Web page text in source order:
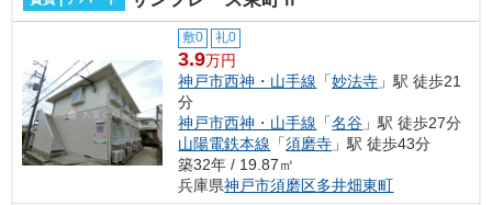
敷0 礼0
3.9万円
神戸市西神・山手線 「妙法寺 」駅 徒歩21
分
神戸市西神・山手線 「名谷 」駅 徒歩27分
山陽電鉄本線 「須磨寺 」駅 徒歩43分
築32年 / 19.87㎡
兵庫県神戸市須磨区多井畑東町